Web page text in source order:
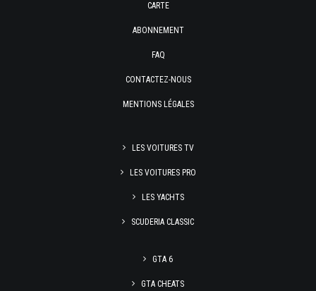
CARTE
ABONNEMENT
FAQ
CONTACTEZ-NOUS
MENTIONS LÉGALES
LES VOITURES TV
LES VOITURES PRO
LES YACHTS
SCUDERIA CLASSIC
GTA 6
GTA CHEATS